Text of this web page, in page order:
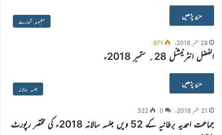
مزید پڑھیں
مطبوعہ شمارے
28 ستمبر 2018ء 871
الفضل انٹرنیشنل 28؍ ستمبر 2018ء
مزید پڑھیں
جلسہ سالانہ
21 ستمبر 2018ء 0
322
جماعت احمدیہ برطانیہ کے 52 ویں جلسہ سالانہ 2018ء کی مختصر رپورٹ